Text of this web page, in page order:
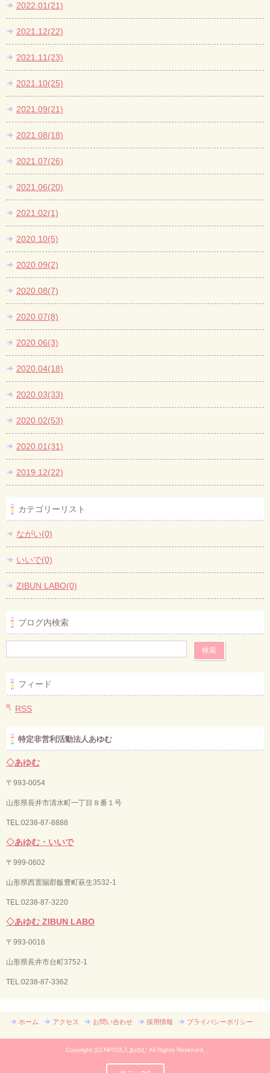
2022.01(21)
2021.12(22)
2021.11(23)
2021.10(25)
2021.09(21)
2021.08(18)
2021.07(26)
2021.06(20)
2021.02(1)
2020.10(5)
2020.09(2)
2020.08(7)
2020.07(8)
2020.06(3)
2020.04(18)
2020.03(33)
2020.02(53)
2020.01(31)
2019.12(22)
カテゴリーリスト
ながい(0)
いいで(0)
ZIBUN LABO(0)
ブログ内検索
フィード
RSS
特定非営利活動法人あゆむ
◇あゆむ
〒993-0054
山形県長井市清水町一丁目８番１号
TEL:0238-87-8888
◇あゆむ・いいで
〒 999-0602
山形県西置賜郡飯豊町萩生3532-1
TEL:0238-87-3220
◇あゆむ ZIBUN LABO
〒 993-0016
山形県長井市台町3752-1
TEL:0238-87-3362
ホーム アクセス お問い合わせ 採用情報 プライバシーポリシー
Copyright (C) NPO法人あゆむ All Rights Reserved.